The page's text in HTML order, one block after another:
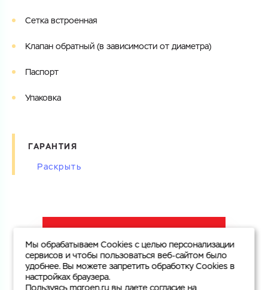
Сетка встроенная
Клапан обратный (в зависимости от диаметра)
Паспорт
Упаковка
ГАРАНТИЯ
Гарантийный срок эксплуатации мокроходных счетчиков
воды составляет 24 месяца с момента ввода в
эксплуатацию.
Мы обрабатываем Cookies с целью персонализации
сервисов и чтобы пользоваться веб-сайтом было
удобнее. Вы можете запретить обработку Cookies в
настройках браузера.
Пользуясь mgroen.ru вы даете согласие на